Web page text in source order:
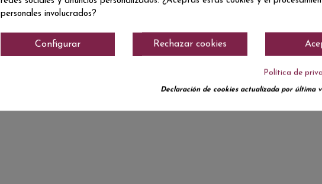
No hay reseñas de clientes en este momento.
personales involucrados?
Rechazar cookies
Configurar
Política de
Declaración de cookies actualizada por última